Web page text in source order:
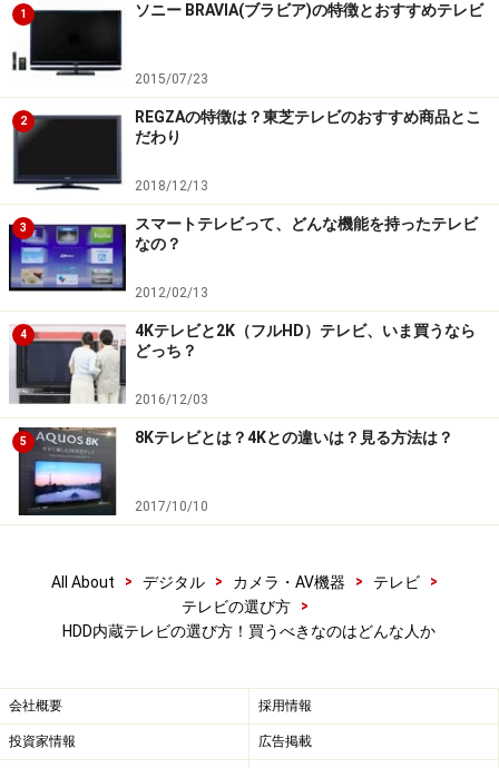
USBでハードディスクを外付けするもの
ブルーレイディスク（BD）録画機能を内蔵するもの
するもの
の4パターンがあります。そこで、主要メーカーの録画
テレビの機能とそのおすすめ度合いを比較表にしてみま
した。
主要メーカーの録画テレビの機能を比較してみました。
「◎」がイチオシ、「○」がおすすめ、「×」がもう少し、
業界全体の趨勢は、USB外付けタイプ（内蔵でない）が
でなく、テレビの販売価格が低落しているため安く作れ
る外付けが増えているのです。内蔵しない製品を比較し
ても仕方がありませんからこのタイプは今回は除外しま
1 ソニー BRAVIA(ブラビア)の特徴とおすすめテレビ
2015/07/23
2
REGZAの特徴は？東芝テレビのおすすめ商品とこ
だわり
2018/12/13
3
スマートテレビって、どんな機能を持ったテレビ
なの？
2012/02/13
4
4Kテレビと2K（フルHD）テレビ、いま買うなら
どっち？
2016/12/03
5 8Kテレビとは？4Kとの違いは？見る方法は？
2017/10/10
All About > デジタル > カメラ・AV機器 > テレビ
>
テレビの選び方
>
HDD内蔵テレビの選び方！買うべきなのはどんな人か
会社概要 採用情報
投資家情報 広告掲載